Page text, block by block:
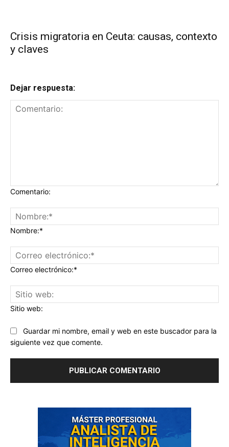
Crisis migratoria en Ceuta: causas, contexto
y claves
Dejar respuesta:
Comentario:
Nombre:*
Correo electrónico:*
Sitio web:
Guardar mi nombre, email y web en este buscador para la
siguiente vez que comente.